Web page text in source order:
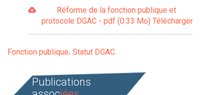
Réforme de la fonction publique et
protocole DGAC - pdf (0.33 Mo) Télécharger
Fonction publique Statut DGAC
Publications